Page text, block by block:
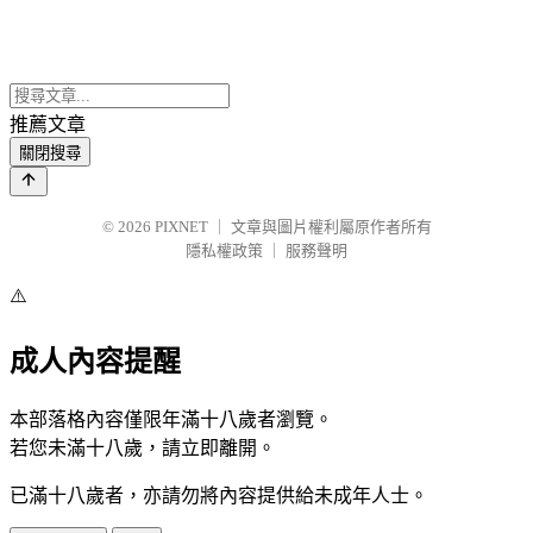
推薦文章
關閉搜尋
© 2026 PIXNET
文章與圖片權利屬原作者所有
隱私權政策
服務聲明
⚠️
成人內容提醒
本部落格內容僅限年滿十八歲者瀏覽。
若您未滿十八歲，請立即離開。
已滿十八歲者，亦請勿將內容提供給未成年人士。